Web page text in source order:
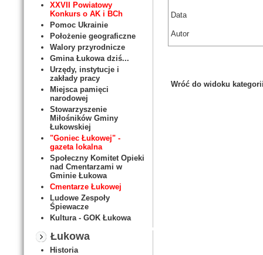
XXVII Powiatowy
Konkurs o AK i BCh
Pomoc Ukrainie
Położenie geograficzne
Walory przyrodnicze
Gmina Łukowa dziś...
Urzędy, instytucje i
zakłady pracy
Miejsca pamięci
narodowej
Stowarzyszenie
Miłośników Gminy
Łukowskiej
"Goniec Łukowej" -
gazeta lokalna
Społeczny Komitet Opieki
nad Cmentarzami w
Gminie Łukowa
Cmentarze Łukowej
Ludowe Zespoły
Śpiewacze
Kultura - GOK Łukowa
Łukowa
Historia
Data
Autor
Wróć do widoku